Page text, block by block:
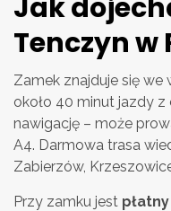
Jak
Tenczyn w
Zamek znajduje się we
około 40 minut jazdy
nawigację – może
A4. Darmowa trasa
Zabierzów,
Przy zamku jest